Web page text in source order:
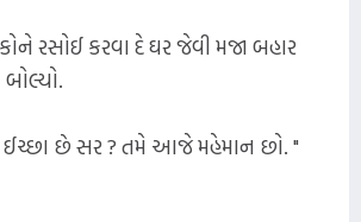
રસોઈ કરવા દે ઘર જેવી મજા બહાર
ઈચ્છા છે સર ? તમે આજે મહેમાન છો. "